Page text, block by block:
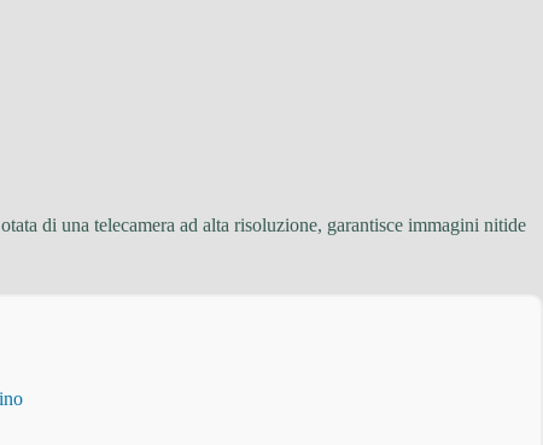
di una telecamera ad alta risoluzione, garantisce immagini nitide